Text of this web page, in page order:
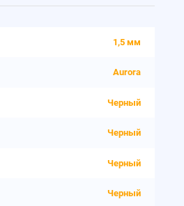
1,5 мм
Aurora
Черный
Черный
Черный
Черный